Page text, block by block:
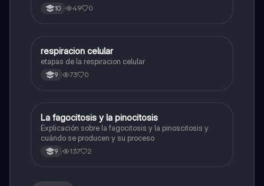
10 49 0
Biologia
respiracion celular
etapas de la respiracion celular
9 73 0
Biologia
La fagocitosis y la pinocitosis
Explicación sobre la fagocitosis y la pinoscitosis y
cuándo se producen y su proceso
9 137 2